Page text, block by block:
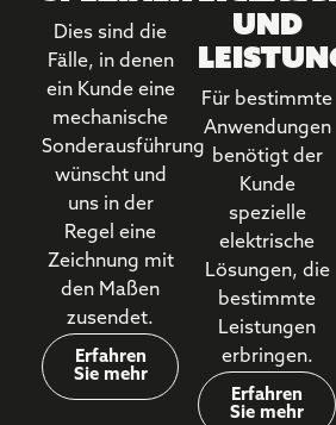
Dies sind die
Fälle, in denen
ein Kunde eine
mechanische
Sonderausführung
wünscht und
uns in der
Regel eine
Zeichnung mit
den Maßen
zusendet.
Erfahren
Sie mehr
und
Für bestimmte
Anwendungen
benötigt der
Kunde
spezielle
elektrische
Lösungen, die
bestimmte
Leistungen
erbringen.
Erfahren
Sie mehr